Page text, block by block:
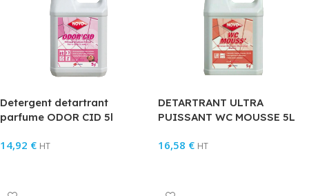
Detergent detartrant
parfume ODOR CID 5l
14,92 € HT
DETARTRANT ULTRA
PUISSANT WC MOUSSE 5L
16,58 € HT